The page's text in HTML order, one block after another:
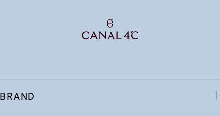
BRAND